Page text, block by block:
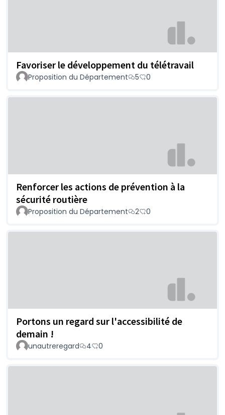
Favoriser le développement du télétravail
Proposition du Département 5 0
Renforcer les actions de prévention à la
sécurité routière
Proposition du Département 2 0
Portons un regard sur l'accessibilité de
demain !
unautreregard 4 0